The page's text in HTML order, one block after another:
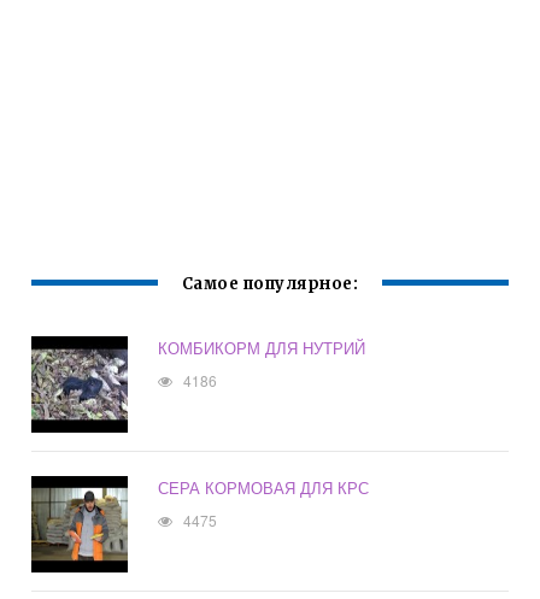
Самое популярное:
КОМБИКОРМ ДЛЯ НУТРИЙ
4186
СЕРА КОРМОВАЯ ДЛЯ КРС
4475